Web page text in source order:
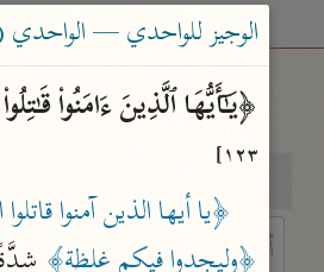
الوجيز للواحدي — الواحدي (٤٦٨
﴿یَـٰۤأَیُّهَا ٱلَّذِینَ ءَامَنُوا۟
١٢٣]
﴿يا أيها الذين آمنوا
﴿وليجدوا فيكم غلظة﴾